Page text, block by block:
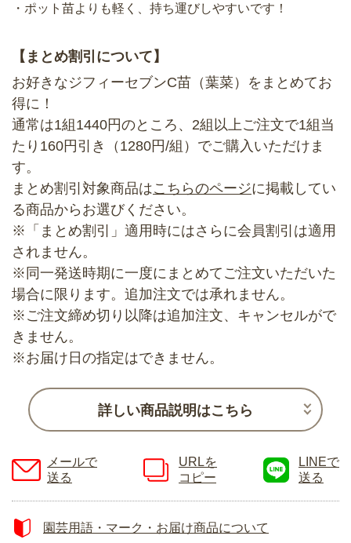
・ポット苗よりも軽く、持ち運びしやすいです！
【まとめ割引について】
お好きなジフィーセブンC苗（葉菜）をまとめてお
得に！
通常は1組1440円のところ、2組以上ご注文で1組当
たり160円引き（1280円/組）でご購入いただけま
す。
まとめ割引対象商品はこちらのページに掲載してい
る商品からお選びください。
※「まとめ割引」適用時にはさらに会員割引は適用
されません。
※同一発送時期に一度にまとめてご注文いただいた
場合に限ります。追加注文では承れません。
※ご注文締め切り以降は追加注文、キャンセルがで
きません。
※お届け日の指定はできません。
詳しい商品説明はこちら
メールで
送る
URLを
コピー
LINEで
送る
園芸用語・マーク・お届け商品について